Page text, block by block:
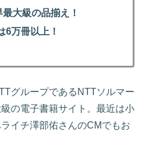
大級の品揃え！
6万冊以上！
グループであるNTTソルマー
の電子書籍サイト。最近は小
イチ澤部佑さんのCMでもお